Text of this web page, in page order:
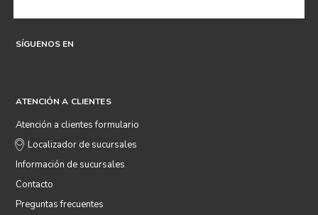
SÍGUENOS EN
ATENCIÓN A CLIENTES
Atención a clientes formulario
Localizador de sucursales
Información de sucursales
Contacto
Preguntas frecuentes